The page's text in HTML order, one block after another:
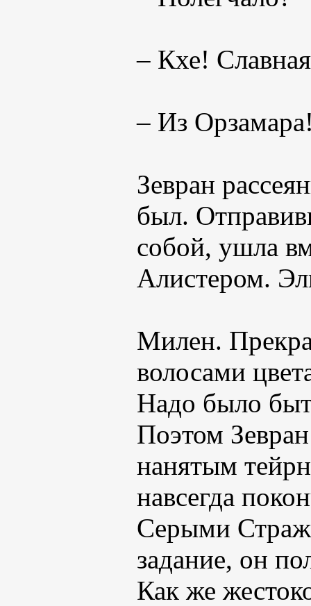
– Кхе!
– Из
Зевран
был.
собой, ушла
Алистером.
Милен.
волосами
Надо было
Поэтом
нанятым
навсегда
Серыми
задание, он
Как же